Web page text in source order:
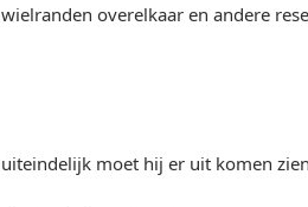
wielranden overelkaar en andere
uiteindelijk moet hij er uit komen